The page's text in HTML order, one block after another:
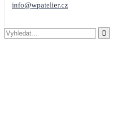
info@wpatelier.cz